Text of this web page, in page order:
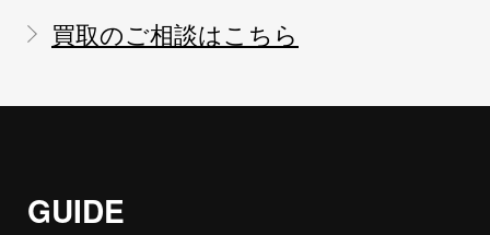
買取のご相談はこちら
GUIDE